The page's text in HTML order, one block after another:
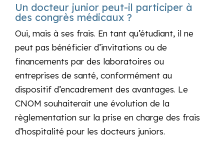
Un docteur junior peut-il participer à
des congrès médicaux ?
Oui, mais à ses frais. En tant qu’étudiant, il ne
peut pas bénéficier d’invitations ou de
financements par des laboratoires ou
entreprises de santé, conformément au
dispositif d’encadrement des avantages. Le
CNOM souhaiterait une évolution de la
règlementation sur la prise en charge des frais
d’hospitalité pour les docteurs juniors.